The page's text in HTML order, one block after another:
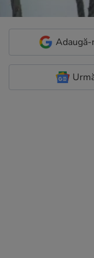
Adaugă-